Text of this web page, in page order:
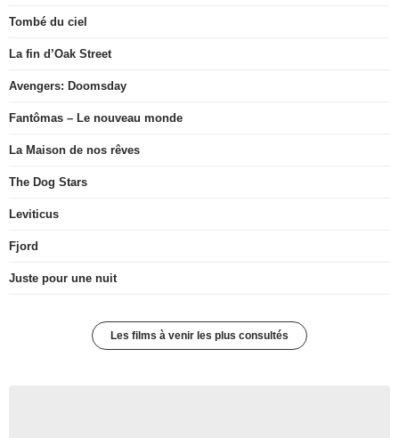
Tombé du ciel
La fin d’Oak Street
Avengers: Doomsday
Fantômas – Le nouveau monde
La Maison de nos rêves
The Dog Stars
Leviticus
Fjord
Juste pour une nuit
Les films à venir les plus consultés